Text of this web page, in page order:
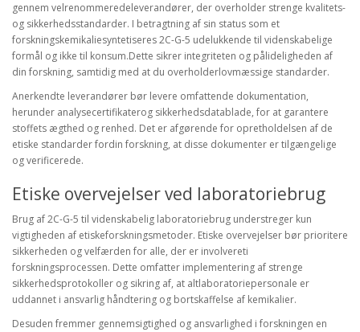
gennem velrenommeredeleverandører, der overholder strenge kvalitets-
og sikkerhedsstandarder. I betragtning af sin status som et
forskningskemikaliesyntetiseres 2C-G-5 udelukkende til videnskabelige
formål og ikke til konsum.Dette sikrer integriteten og pålideligheden af
din forskning, samtidig med at du overholderlovmæssige standarder.
Anerkendte leverandører bør levere omfattende dokumentation,
herunder analysecertifikaterog sikkerhedsdatablade, for at garantere
stoffets ægthed og renhed. Det er afgørende for opretholdelsen af de
etiske standarder fordin forskning, at disse dokumenter er tilgængelige
og verificerede.
Etiske overvejelser ved laboratoriebrug
Brug af 2C-G-5 til videnskabelig laboratoriebrug understreger kun
vigtigheden af etiskeforskningsmetoder. Etiske overvejelser bør prioritere
sikkerheden og velfærden for alle, der er involvereti
forskningsprocessen. Dette omfatter implementering af strenge
sikkerhedsprotokoller og sikring af, at altlaboratoriepersonale er
uddannet i ansvarlig håndtering og bortskaffelse af kemikalier.
Desuden fremmer gennemsigtighed og ansvarlighed i forskningen en